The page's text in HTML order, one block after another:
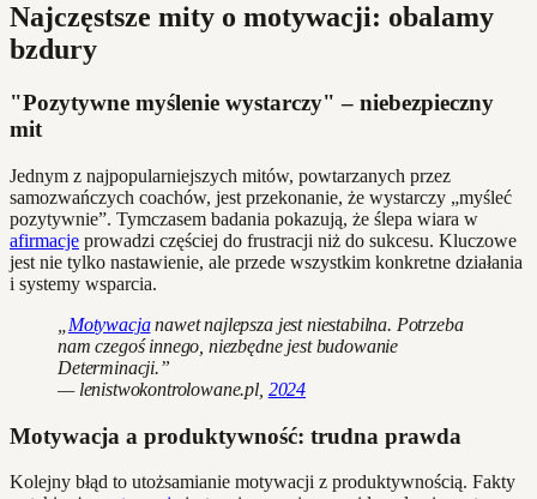
Najczęstsze mity o motywacji: obalamy
bzdury
"Pozytywne myślenie wystarczy" – niebezpieczny
mit
Jednym z najpopularniejszych mitów, powtarzanych przez
samozwańczych coachów, jest przekonanie, że wystarczy „myśleć
pozytywnie”. Tymczasem badania pokazują, że ślepa wiara w
afirmacje prowadzi częściej do frustracji niż do sukcesu. Kluczowe
jest nie tylko nastawienie, ale przede wszystkim konkretne działania
i systemy wsparcia.
Motywacjanawet najlepsza jest niestabilna. Potrzeba
nam czegoś innego, niezbędne jest budowanie
Determinacji.”
— lenistwokontrolowane.pl, 2024
Motywacja a produktywność: trudna prawda
Kolejny błąd to utożsamianie motywacji z produktywnością. Fakty